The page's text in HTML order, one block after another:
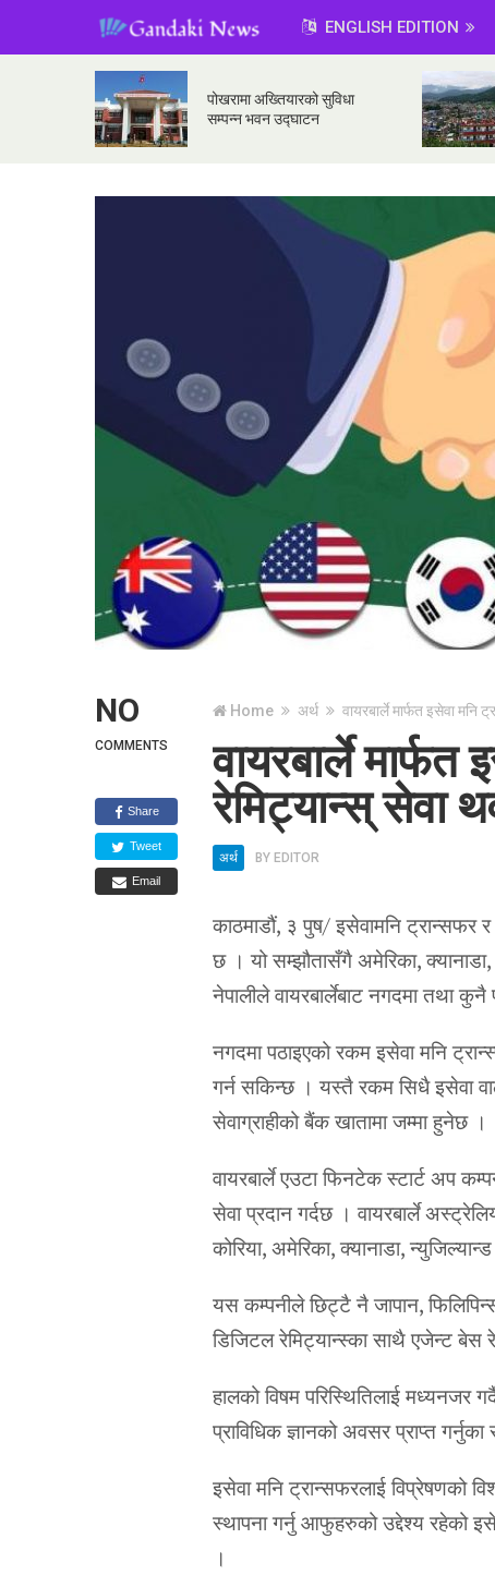
ENGLISH EDITION
पोखरामा अख्तियारको सुविधा
सम्पन्न भवन उद्घाटन
NO
COMMENTS
Share
Tweet
Email
Home अर्थ वायरबार्ले मार्फत इसेवा
वायरबार्ले मार्फत
रेमिट्यान्स् सेवा
अर्थ BY EDITOR
काठमाडौं, ३ पुष/ इसेवामनि ट्रान्सफर
छ । यो सम्झौतासँगै अमेरिका,
नेपालीले वायरबार्लेबाट नगदमा तथा
नगदमा पठाइएको रकम इसेवा मनि
गर्न सकिन्छ । यस्तै रकम सिधै इसेवा
सेवाग्राहीको बैंक खातामा जम्मा हुनेछ ।
वायरबार्ले एउटा फिनटेक स्टार्ट अप
सेवा प्रदान गर्दछ । वायरबार्ले
कोरिया, अमेरिका, क्यानाडा,
यस कम्पनीले छिट्टै नै जापान,
डिजिटल रेमिट्यान्स्का साथै एजेन्ट बेस
हालको विषम परिस्थितिलाई मध्यनजर
प्राविधिक ज्ञानको अवसर प्राप्त
इसेवा मनि ट्रान्सफरलाई विप्रेषणको
स्थापना गर्नु आफुहरुको उद्देश्य रहेको
।